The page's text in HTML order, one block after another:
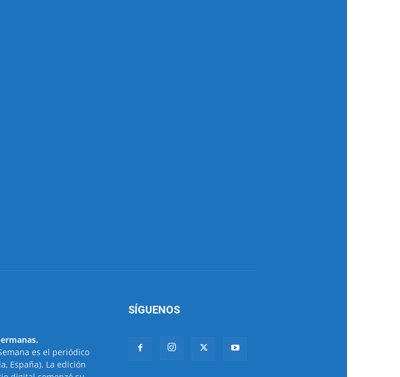
es el periódico
España). La edición
SÍGUENOS